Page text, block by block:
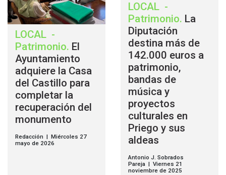
LOCAL -
Patrimonio. El
Ayuntamiento
adquiere la Casa
del Castillo para
completar la
recuperación del
monumento
Redacción | Miércoles 27
mayo de 2026
LOCAL -
Patrimonio. La
Diputación
destina más de
142.000 euros a
patrimonio,
bandas de
música y
proyectos
culturales en
Priego y sus
aldeas
Antonio J. Sobrados
Pareja | Viernes 21
noviembre de 2025